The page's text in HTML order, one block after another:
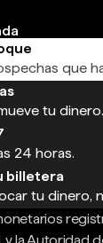
que
tu dinero.
24 horas.
billetera
tu dinero,
y la Autoridad